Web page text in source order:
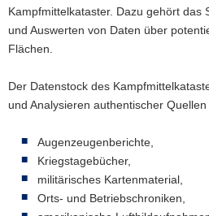
Kampfmittelkataster. Dazu gehört das
und Auswerten von Daten über
Flächen.
Der Datenstock des
und Analysieren authentischer Quellen
Augenzeugenberichte,
Kriegstagebücher,
militärisches Kartenmaterial,
Orts- und Betriebschroniken,